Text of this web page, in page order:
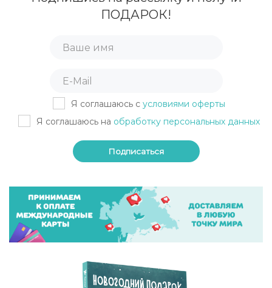
ПОДАРОК!
Я соглашаюсь с условиями оферты
Я соглашаюсь на обработку персональных данных
Подписаться